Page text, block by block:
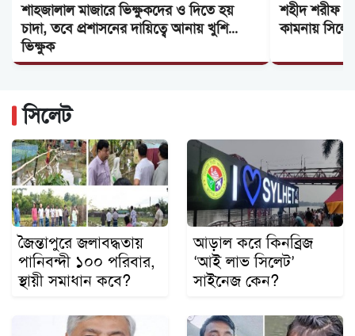
ইয়াবার বিশাল চালানসহ আ*ট*ক ২
সিলেট রেঞ্জের শ্রেষ্ঠ ওসি দিরাইয়ের আমিনুল...
ছায়ানটের "সহজ মানুষ উৎসব-২০২৬"-এ সম্মাননা পেলেন...
ডিসেম্বরের মধ্যে কৃষকদের পূর্ণাঙ্গ তালিকা...
শাহজালাল মাজারে ভিক্ষুকদের ও দিতে হয়
চাদা, তবে প্রশাসনের দায়িত্বে আনায় খুশি
ভিক্ষুক
শহীদ শরীফ
কামনায়
সিলেট
জৈন্তাপুরে জলাবদ্ধতায়
পানিবন্দী ১০০ পরিবার,
স্থায়ী সমাধান কবে?
আড়াল করে কিনব্রিজ
‘আই লাভ সিলেট’
সাইনেজ কেন?